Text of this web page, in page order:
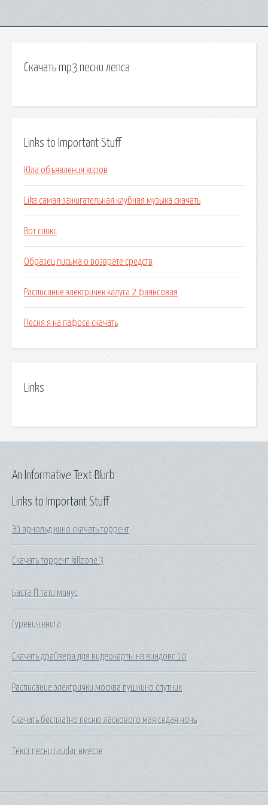
Скачать mp3 песни лепса
Links to Important Stuff
Юла объявления киров
Lika самая зажигательная клубная музыка скачать
Вот спикс
Образец письма о возврате средств
Расписание электричек калуга 2 фаянсовая
Песня я на пафосе скачать
Links
Links to Important Stuff
Эй арнольд кино скачать торрент
Скачать торрент killzone 3
Баста ft тати минус
Гуревич книга
Скачать драйвера для видеокарты на виндовс 10
Расписание электрички москва пушкино спутник
Скачать бесплатно песню ласкового мая седая ночь
Текст песни raudar вместе
An Informative Text Blurb